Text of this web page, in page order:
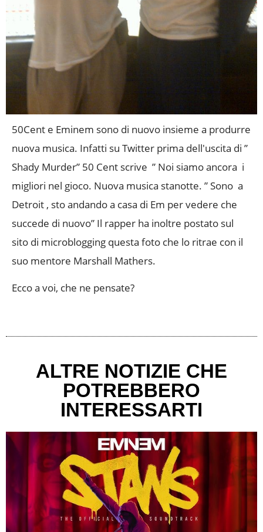
50Cent e Eminem sono di nuovo insieme a produrre
nuova musica. Infatti su Twitter prima dell'uscita di ”
Shady Murder” 50 Cent scrive ” Noi siamo ancora i
migliori nel gioco. Nuova musica stanotte. ” Sono a
Detroit , sto andando a casa di Em per vedere che
succede di nuovo” Il rapper ha inoltre postato sul
sito di microblogging questa foto che lo ritrae con il
suo mentore Marshall Mathers.
Ecco a voi, che ne pensate?
ALTRE NOTIZIE CHE
POTREBBERO
INTERESSARTI